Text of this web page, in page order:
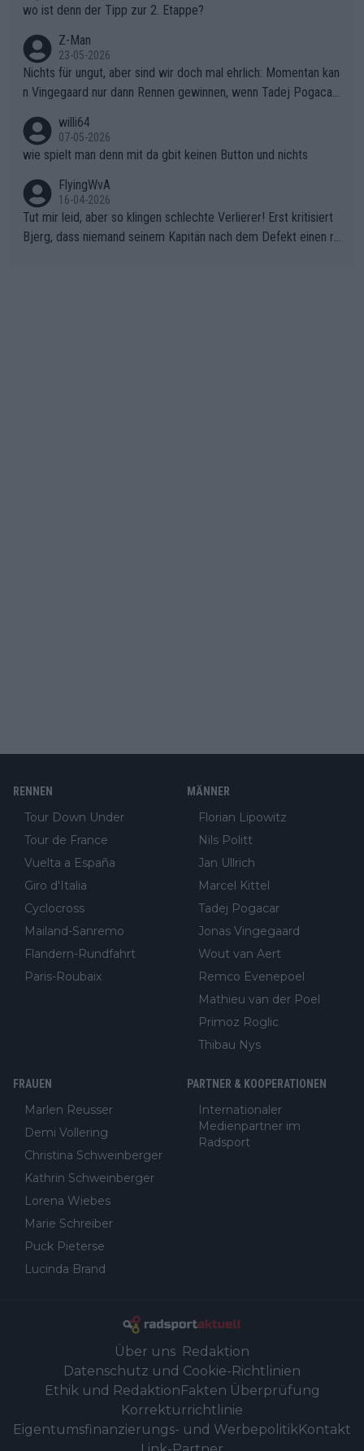
wo ist denn der Tipp zur 2. Etappe?
Z-Man
23-05-2026
Nichts für ungut, aber sind wir doch mal ehrlich: Momentan kan
n Vingegaard nur dann Rennen gewinnen, wenn Tadej Pogacar
willi64
07-05-2026
wie spielt man denn mit da gbit keinen Button und nichts
FlyingWvA
16-04-2026
Tut mir leid, aber so klingen schlechte Verlierer! Erst kritisiert
Bjerg, dass niemand seinem Kapitän nach dem Defekt einen ro
RENNEN
Tour Down Under
Tour de France
Vuelta a España
Giro d'Italia
Cyclocross
Mailand-Sanremo
Flandern-Rundfahrt
Paris-Roubaix
MÄNNER
Florian Lipowitz
Nils Politt
Jan Ullrich
Marcel Kittel
Tadej Pogacar
Jonas Vingegaard
Wout van Aert
Remco Evenepoel
Mathieu van der Poel
Primoz Roglic
Thibau Nys
FRAUEN
Marlen Reusser
Demi Vollering
Christina Schweinberger
Kathrin Schweinberger
Lorena Wiebes
Marie Schreiber
Puck Pieterse
Lucinda Brand
PARTNER & KOOPERATIONEN
Internationaler
Medienpartner im
Radsport
Über uns Redaktion
Datenschutz und Cookie-Richtlinien
Ethik und Redaktion Fakten Überprüfung
Korrekturrichtlinie
Eigentumsfinanzierungs- und WerbepolitikKontakt